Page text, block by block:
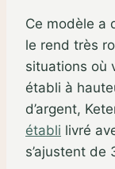
Ce modèle a
le rend très
situations où
établi à
d’argent,
établi livré
s’ajustent de